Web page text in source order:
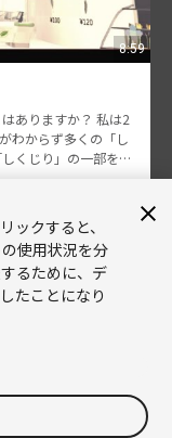
8:59
ありますか？ 私は2
わからず多くの「し
くじり」の一部をご
ックすると、
使用状況を分
るために、デ
たことになり